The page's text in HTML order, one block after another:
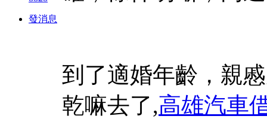
發消息
到了適婚年齡，親
乾嘛去了,高雄汽車